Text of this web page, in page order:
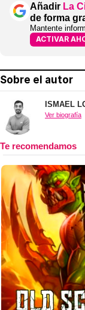
Añadir La
de forma
Mantente
ACTIVAR
Sobre el autor
ISMAEL
Ver biografía